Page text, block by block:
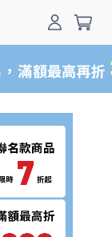
0
搜尋